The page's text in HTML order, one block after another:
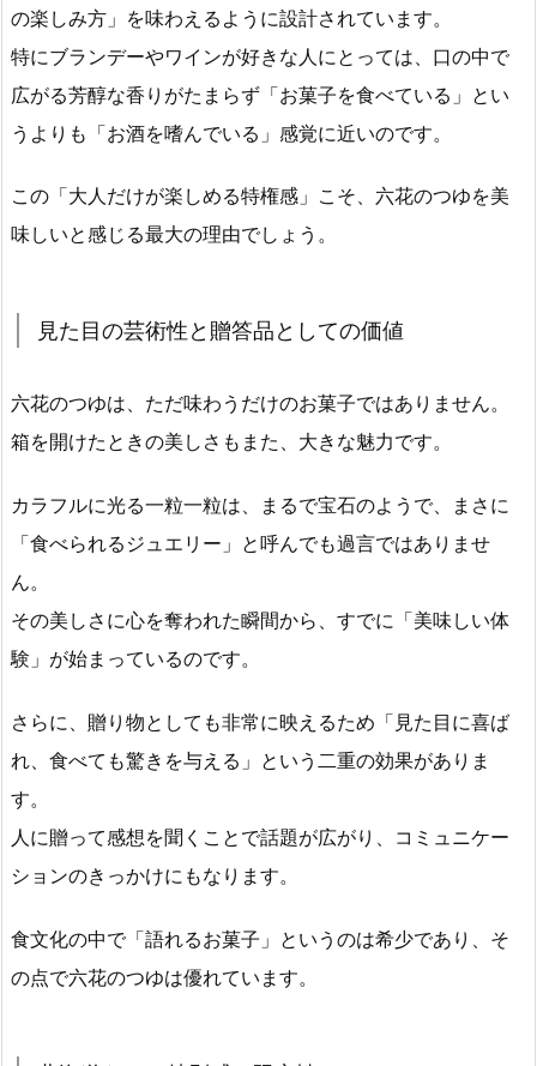
の楽しみ方」を味わえるように設計されています。
特にブランデーやワインが好きな人にとっては、口の中で
広がる芳醇な香りがたまらず「お菓子を食べている」とい
うよりも「お酒を嗜んでいる」感覚に近いのです。
この「大人だけが楽しめる特権感」こそ、六花のつゆを美
味しいと感じる最大の理由でしょう。
見た目の芸術性と贈答品としての価値
六花のつゆは、ただ味わうだけのお菓子ではありません。
箱を開けたときの美しさもまた、大きな魅力です。
カラフルに光る一粒一粒は、まるで宝石のようで、まさに
「食べられるジュエリー」と呼んでも過言ではありませ
ん。
その美しさに心を奪われた瞬間から、すでに「美味しい体
験」が始まっているのです。
さらに、贈り物としても非常に映えるため「見た目に喜ば
れ、食べても驚きを与える」という二重の効果がありま
す。
人に贈って感想を聞くことで話題が広がり、コミュニケー
ションのきっかけにもなります。
食文化の中で「語れるお菓子」というのは希少であり、そ
の点で六花のつゆは優れています。